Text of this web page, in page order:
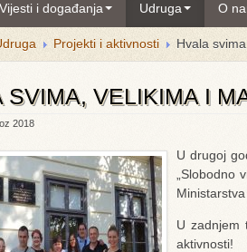
Vijesti i događanja Udruga O
Projekti i aktivnosti Hvala
SVIMA, VELIKIMA I
2018
U drugoj
„Slobodno
U zadnjem
aktivnosti!